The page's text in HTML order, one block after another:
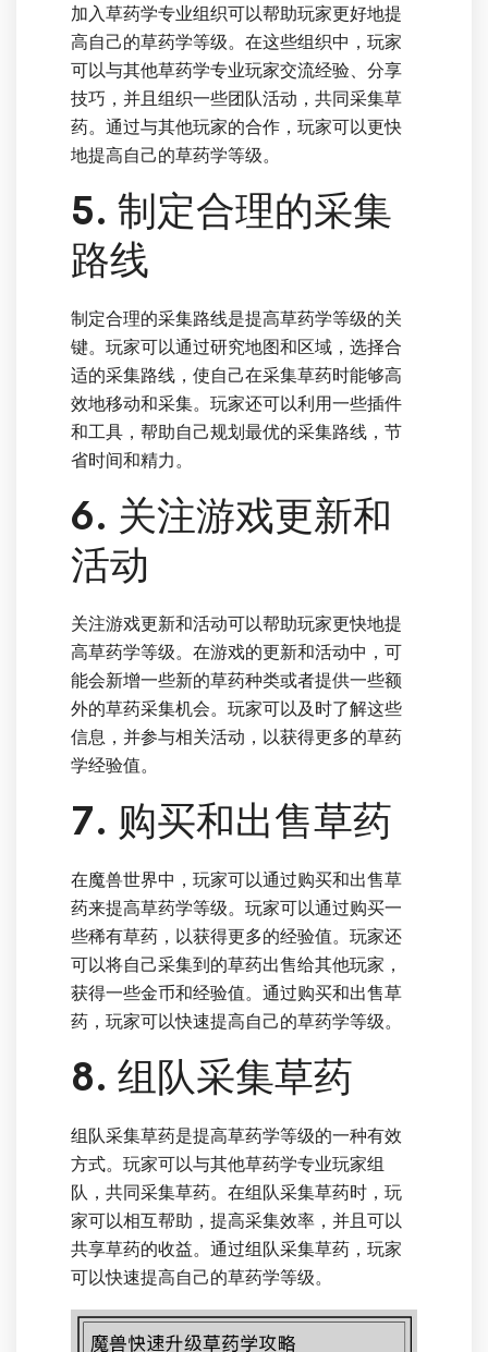
加入草药学专业组织可以帮助玩家更好地提
高自己的草药学等级。在这些组织中，玩家
可以与其他草药学专业玩家交流经验、分享
技巧，并且组织一些团队活动，共同采集草
药。通过与其他玩家的合作，玩家可以更快
地提高自己的草药学等级。
5. 制定合理的采集
路线
制定合理的采集路线是提高草药学等级的关
键。玩家可以通过研究地图和区域，选择合
适的采集路线，使自己在采集草药时能够高
效地移动和采集。玩家还可以利用一些插件
和工具，帮助自己规划最优的采集路线，节
省时间和精力。
6. 关注游戏更新和
活动
关注游戏更新和活动可以帮助玩家更快地提
高草药学等级。在游戏的更新和活动中，可
能会新增一些新的草药种类或者提供一些额
外的草药采集机会。玩家可以及时了解这些
信息，并参与相关活动，以获得更多的草药
学经验值。
7. 购买和出售草药
在魔兽世界中，玩家可以通过购买和出售草
药来提高草药学等级。玩家可以通过购买一
些稀有草药，以获得更多的经验值。玩家还
可以将自己采集到的草药出售给其他玩家，
获得一些金币和经验值。通过购买和出售草
药，玩家可以快速提高自己的草药学等级。
8. 组队采集草药
组队采集草药是提高草药学等级的一种有效
方式。玩家可以与其他草药学专业玩家组
队，共同采集草药。在组队采集草药时，玩
家可以相互帮助，提高采集效率，并且可以
共享草药的收益。通过组队采集草药，玩家
可以快速提高自己的草药学等级。